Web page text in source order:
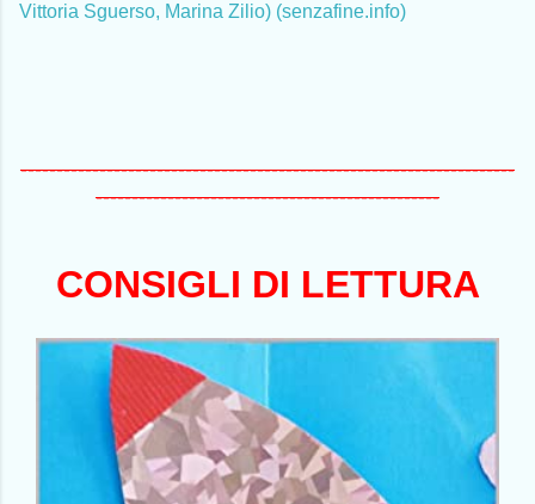
Vittoria Sguerso, Marina Zilio) (senzafine.info)
---------------------------------------------------------------------
------------------------------------------------
CONSIGLI DI LETTURA